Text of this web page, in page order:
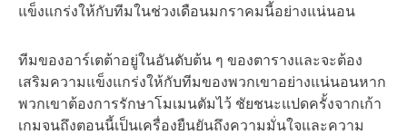
แข็งแกร่งให้กับทีมในช่วงเดือนมกราคมนี้อย่างแน่นอน
ทีมของอาร์เตต้าอยู่ในอันดับต้น ๆ ของตารางและจะต้อง
เสริมความแข็งแกร่งให้กับทีมของพวกเขาอย่างแน่นอนหาก
พวกเขาต้องการรักษาโมเมนตัมไว้ ชัยชนะแปดครั้งจากเก้า
เกมจนถึงตอนนี้เป็นเครื่องยืนยันถึงความมั่นใจและความ